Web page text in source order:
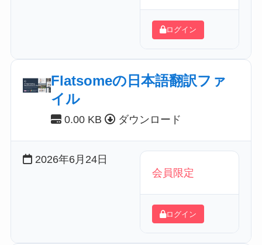
ログイン
Flatsomeの日本語翻訳ファ
イル
0.00 KB ダウンロード
2026年6月24日
会員限定
ログイン